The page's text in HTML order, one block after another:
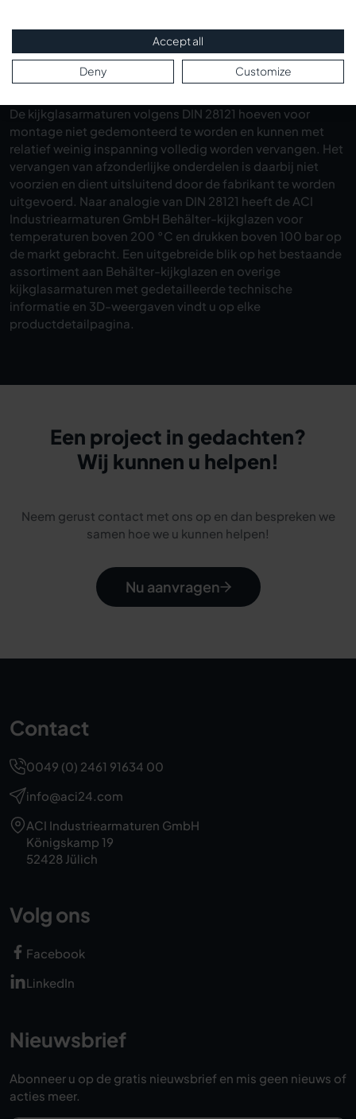
Naar type 320 Naar type 321
De kijkglasarmaturen volgens DIN 28121 hoeven voor
montage niet gedemonteerd te worden en kunnen met
relatief weinig inspanning volledig worden vervangen. Het
vervangen van afzonderlijke onderdelen is daarbij niet
voorzien en dient uitsluitend door de fabrikant te worden
uitgevoerd. Naar analogie van DIN 28121 heeft de ACI
Industriearmaturen GmbH Behälter-kijkglazen voor
temperaturen boven 200 °C en drukken boven 100 bar op
de markt gebracht. Een uitgebreide blik op het bestaande
assortiment aan Behälter-kijkglazen en overige
kijkglasarmaturen met gedetailleerde technische
informatie en 3D-weergaven vindt u op elke
productdetailpagina.
Een project in gedachten?
Wij kunnen u helpen!
Neem gerust contact met ons op en dan bespreken we
samen hoe we u kunnen helpen!
Nu aanvragen
Contact
0049 (0) 2461 91634 00
info@aci24.com
ACI Industriearmaturen GmbH
Königskamp 19
52428 Jülich
Volg ons
Facebook
LinkedIn
Nieuwsbrief
Abonneer u op de gratis nieuwsbrief en mis geen nieuws of
acties meer.
Accept all
Deny Customize